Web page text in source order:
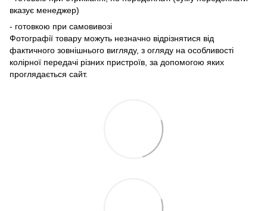
вказує менеджер)
- готовкою при самовивозі
Фотографії товару можуть незначно відрізнятися від
фактичного зовнішнього вигляду, з огляду на особливості
колірної передачі різних пристроїв, за допомогою яких
проглядається сайт.